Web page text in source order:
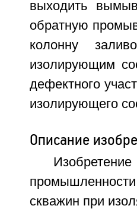
выходить
обратную
колонну
изолирующим
дефектного
изолирующего
Описание
скважин при